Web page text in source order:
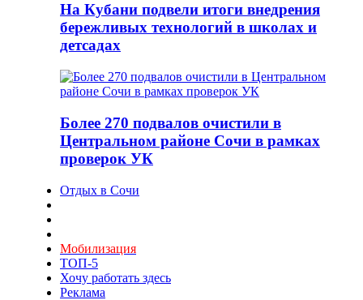
На Кубани подвели итоги внедрения
бережливых технологий в школах и
детсадах
Более 270 подвалов очистили в
Центральном районе Сочи в рамках
проверок УК
Отдых в Сочи
Мобилизация
ТОП-5
Хочу работать здесь
Реклама